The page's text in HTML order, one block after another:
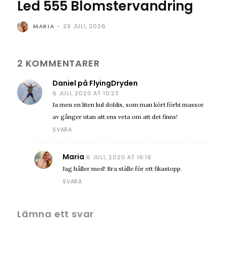
Led 555 Blomstervandring
MARIA - 29 JULI, 2026
2 KOMMENTARER
Daniel på FlyingDryden
6 JULI, 2020 AT 10:23
Ja men en liten kul doldis, som man kört förbi massor
av gånger utan att ens veta om att det finns!
SVARA
Maria 6 JULI, 2020 AT 16:16
Jag håller med! Bra ställe för ett fikastopp.
SVARA
Lämna ett svar